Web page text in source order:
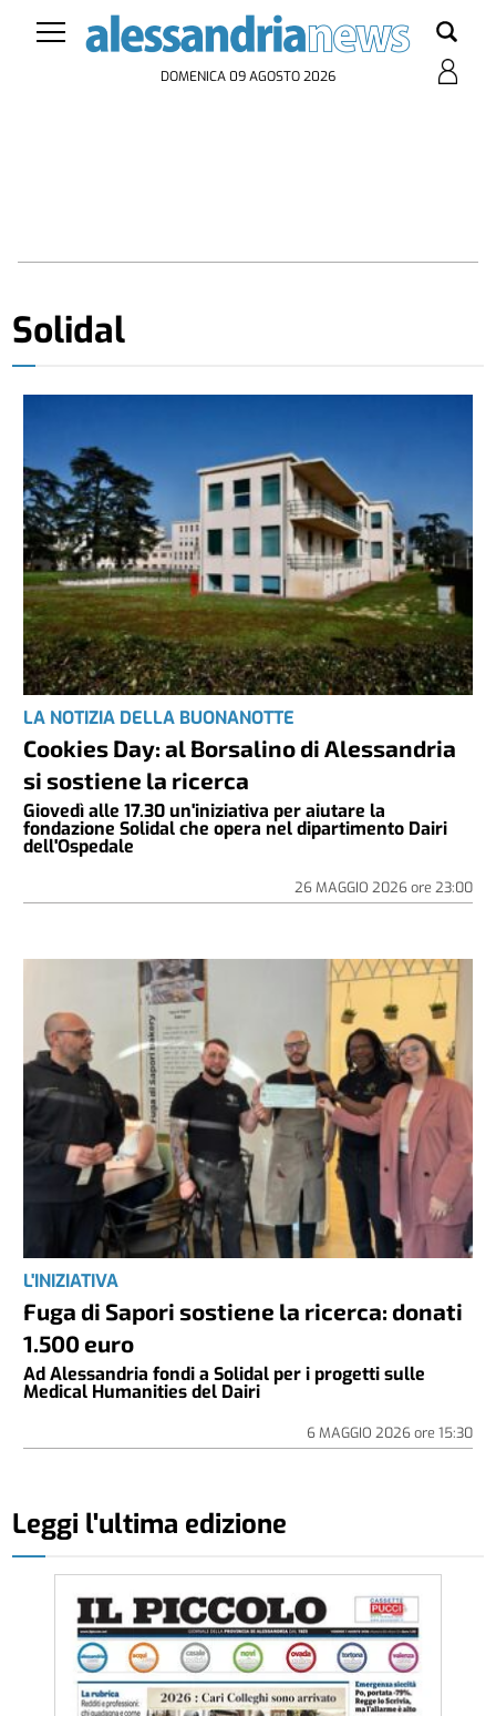
DOMENICA 09 AGOSTO 2026
Solidal
LA NOTIZIA DELLA BUONANOTTE
Cookies Day: al Borsalino di Alessandria
si sostiene la ricerca
Giovedì alle 17.30 un'iniziativa per aiutare la
fondazione Solidal che opera nel dipartimento Dairi
dell'Ospedale
26 MAGGIO 2026ore 23:00
L'INIZIATIVA
Fuga di Sapori sostiene la ricerca: donati
1.500 euro
Ad Alessandria fondi a Solidal per i progetti sulle
Medical Humanities del Dairi
6 MAGGIO 2026ore 15:30
Leggi l'ultima edizione